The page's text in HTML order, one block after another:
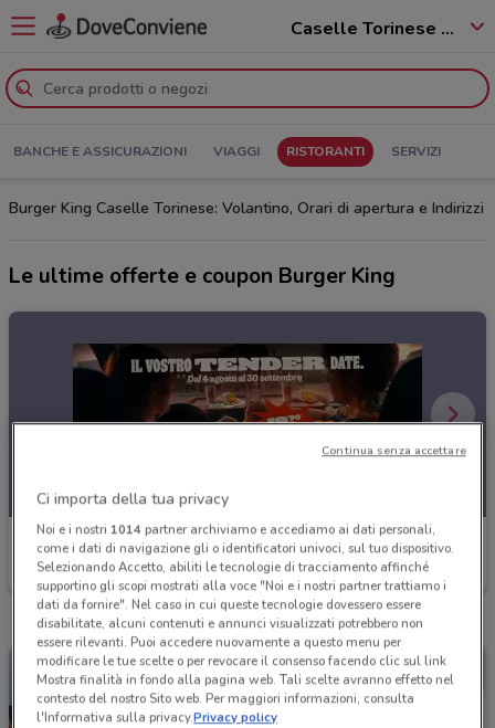
Caselle Torinese - 10072
BANCHE E ASSICURAZIONI VIAGGI RISTORANTI SERVIZI
Burger King Caselle Torinese: Volantino, Orari di apertura e Indirizzi
Le ultime offerte e coupon Burger King
Burger King
Scade il 30/09
Ci importa della tua privacy
Noi e i nostri 1014partner archiviamo e accediamo ai dati personali,
come i dati di navigazione gli o identificatori univoci, sul tuo dispositivo.
Selezionando Accetto, abiliti le tecnologie di tracciamento affinché
supportino gli scopi mostrati alla voce "Noi e i nostri partner trattiamo i
dati da fornire". Nel caso in cui queste tecnologie dovessero essere
disabilitate, alcuni contenuti e annunci visualizzati potrebbero non
essere rilevanti. Puoi accedere nuovamente a questo menu per
modificare le tue scelte o per revocare il consenso facendo clic sul link
Mostra finalità in fondo alla pagina web. Tali scelte avranno effetto nel
contesto del nostro Sito web. Per maggiori informazioni, consulta
l'Informativa sulla privacy.Privacy policy
Continua senza accettare